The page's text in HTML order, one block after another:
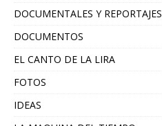
DOCUMENTALES Y REPORTAJES
DOCUMENTOS
EL CANTO DE LA LIRA
FOTOS
IDEAS